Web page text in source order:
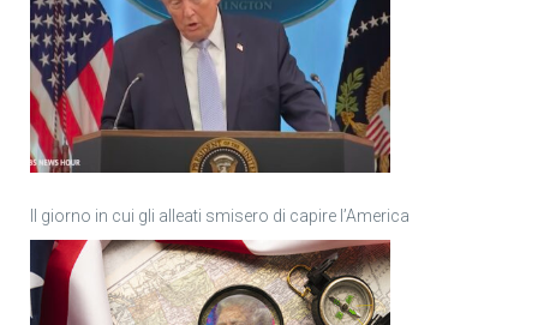
Il giorno in cui gli alleati smisero di capire l’America